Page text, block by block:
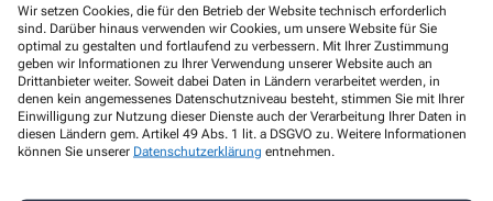
Wir setzen Cookies, die für den Betrieb der Website technisch erforderlich
sind. Darüber hinaus verwenden wir Cookies, um unsere Website für Sie
optimal zu gestalten und fortlaufend zu verbessern. Mit Ihrer Zustimmung
geben wir Informationen zu Ihrer Verwendung unserer Website auch an
Drittanbieter weiter. Soweit dabei Daten in Ländern verarbeitet werden, in
denen kein angemessenes Datenschutzniveau besteht, stimmen Sie mit Ihrer
Einwilligung zur Nutzung dieser Dienste auch der Verarbeitung Ihrer Daten in
diesen Ländern gem. Artikel 49 Abs. 1 lit. a DSGVO zu. Weitere Informationen
können Sie unserer Datenschutzerklärung entnehmen.